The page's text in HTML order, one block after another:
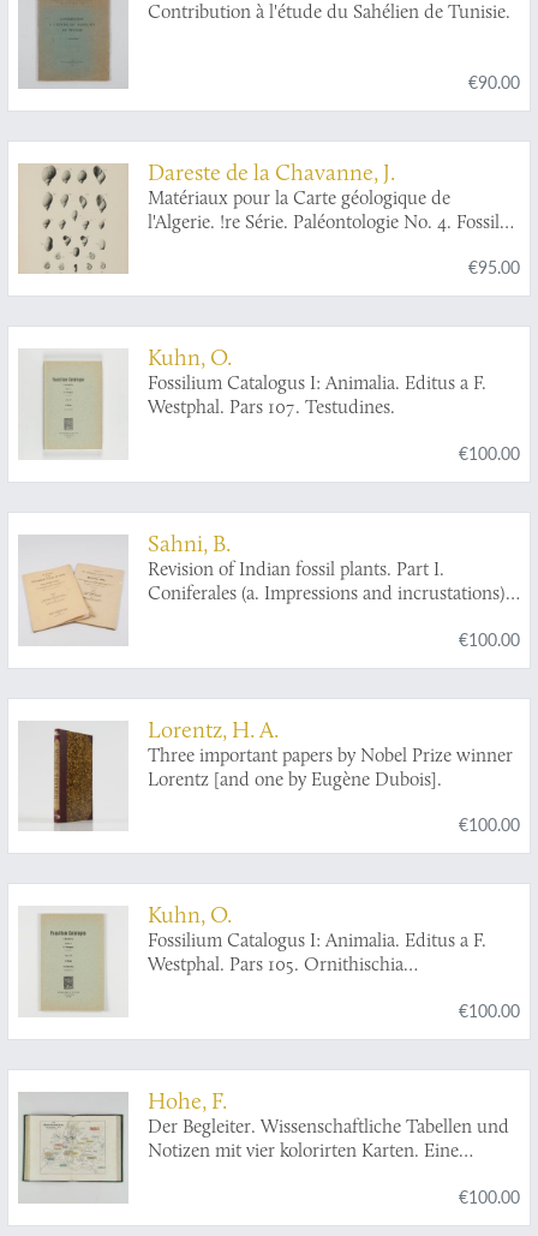
Contribution à l'étude du Sahélien de Tunisie.
€90.00
Dareste de la Chavanne, J.
Matériaux pour la Carte géologique de
l'Algerie. !re Série. Paléontologie No. 4. Fossiles
€95.00
Kuhn, O.
Fossilium Catalogus I: Animalia. Editus a F.
Westphal. Pars 107. Testudines.
€100.00
Sahni, B.
Revision of Indian fossil plants. Part I.
Coniferales (a. Impressions and incrustations).
€100.00
Lorentz, H. A.
Three important papers by Nobel Prize winner
Lorentz [and one by Eugène Dubois].
€100.00
Kuhn, O.
Fossilium Catalogus I: Animalia. Editus a F.
Westphal. Pars 105. Ornithischia
€100.00
Hohe, F.
Der Begleiter. Wissenschaftliche Tabellen und
Notizen mit vier kolorirten Karten. Eine
€100.00